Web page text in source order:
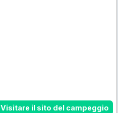
Visitare il sito del campeggio